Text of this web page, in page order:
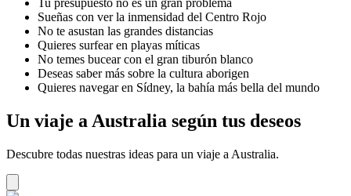
Sueñas con ver la inmensidad del Centro Rojo
No te asustan las grandes distancias
Quieres surfear en playas míticas
No temes bucear con el gran tiburón blanco
Deseas saber más sobre la cultura aborigen
Quieres navegar en Sídney, la bahía más bella del mundo
Un viaje a Australia según tus deseos
Descubre todas nuestras ideas para un viaje a Australia.